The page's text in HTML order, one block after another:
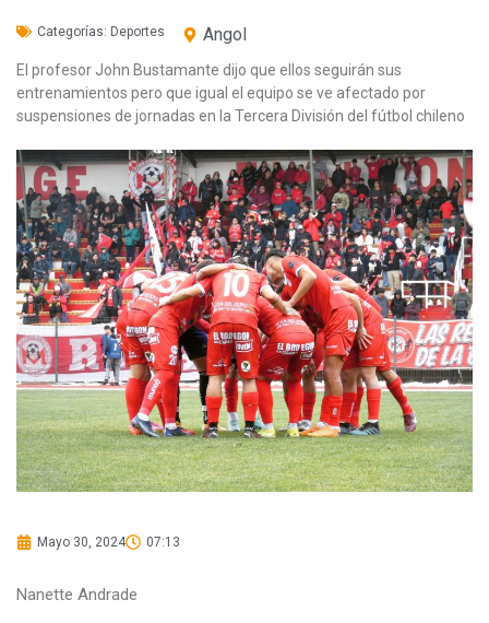
Categorías: Deportes Angol
El profesor John Bustamante dijo que ellos seguirán sus
entrenamientos pero que igual el equipo se ve afectado por
suspensiones de jornadas en la Tercera División del fútbol chileno
Mayo 30, 2024 07:13
Nanette Andrade